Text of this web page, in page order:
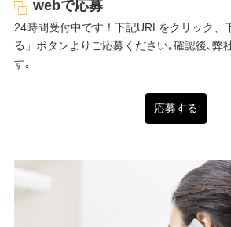
webで応募
24時間受付中です！下記URLをクリック、
る」ボタンよりご応募ください｡確認後､弊
す｡
応募する